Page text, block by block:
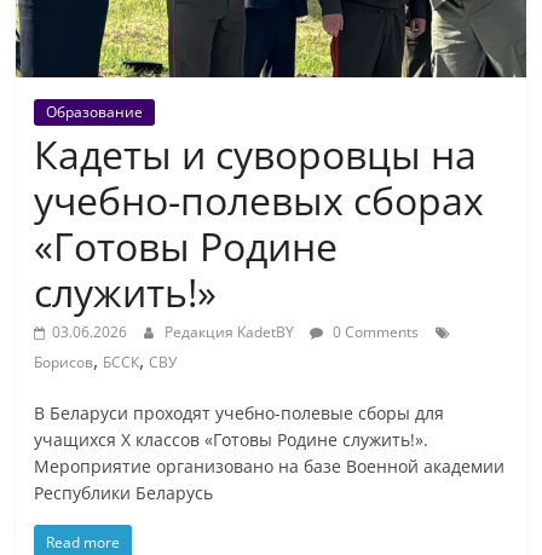
Образование
Кадеты и суворовцы на
учебно-полевых сборах
«Готовы Родине
служить!»
03.06.2026 Редакция KadetBY
0 Comments
Борисов, БССК,СВУ
В Беларуси проходят учебно-полевые сборы для
учащихся X классов «Готовы Родине служить!».
Мероприятие организовано на базе Военной академии
Республики Беларусь
Read more